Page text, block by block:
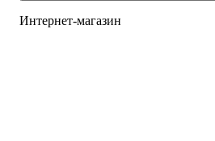
Интернет-магазин